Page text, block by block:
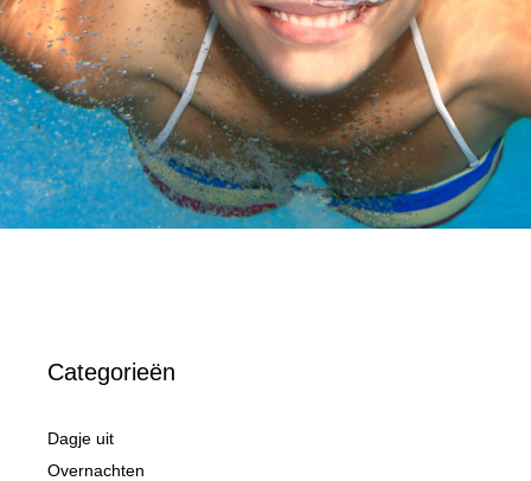
Categorieën
Dagje uit
Overnachten